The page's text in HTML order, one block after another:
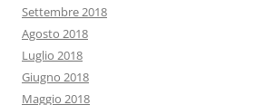
Settembre 2018
Agosto 2018
Luglio 2018
Giugno 2018
Maggio 2018